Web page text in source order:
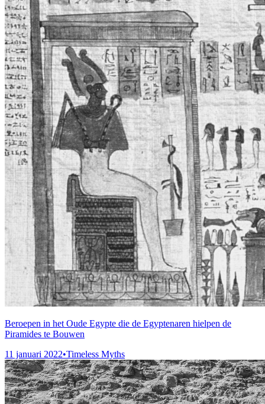
Beroepen in het Oude Egypte die de Egyptenaren hielpen de
Piramides te Bouwen
11 januari 2022•Timeless Myths